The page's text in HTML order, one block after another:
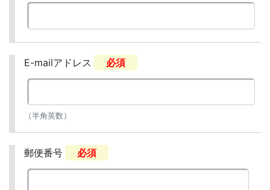
E-mailアドレス 必須
（半角英数）
郵便番号 必須